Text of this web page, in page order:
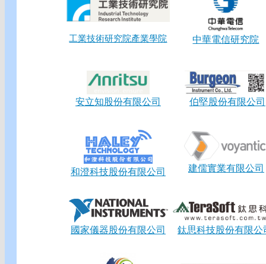
工業技術研究院產業學院 中華電信研究院
安立知股份有限公司 伯堅股份有限公司
和澄科技股份有限公司 建儒實業有限公司
國家儀器股份有限公司 鈦思科技股份有限公